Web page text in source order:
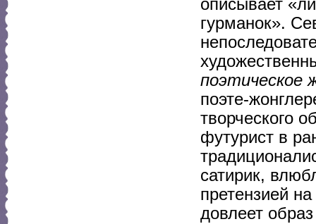
описывает
гурманок».
поэтическое
поэте-
творческого
футурист в
сатирик,
претензией
довлеет